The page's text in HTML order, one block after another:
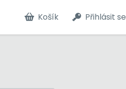
Košík Přihlásit se